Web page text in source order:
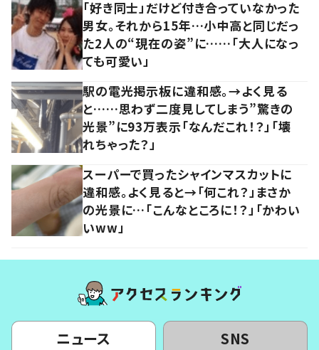
「好き同士」だけど付き合っていなかった
男女。それから15年…小中高と同じだっ
た2人の“現在の姿”に……「大人になっ
ても可愛い」
駅の電光掲示板に違和感。→よく見る
と……思わず二度見してしまう”驚きの
光景”に93万表示「なんだこれ！？」「壊
れちゃった？」
スーパーで買ったシャインマスカットに
違和感。よく見ると→「何これ？」まさか
の光景に…「こんなところに！？」「かわい
いww」
ニュース SNS